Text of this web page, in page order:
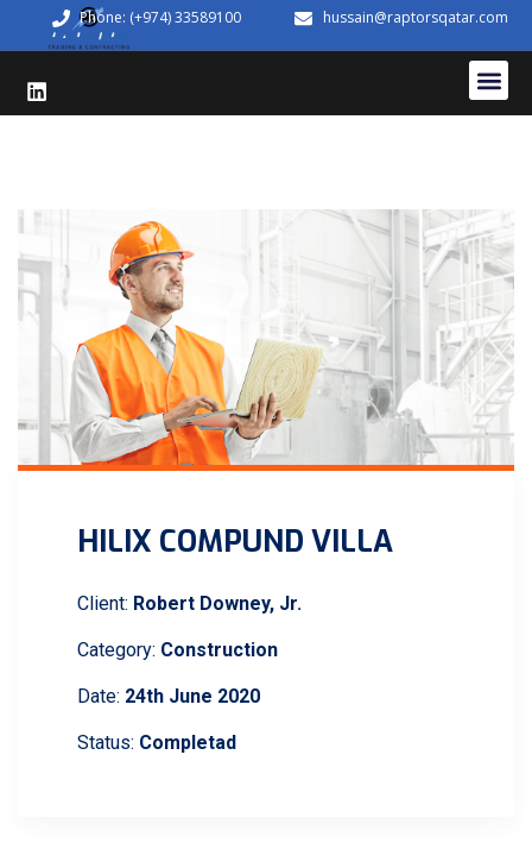
Phone: (+974) 33589100 hussain@raptorsqatar.com
HILIX COMPUND VILLA
Client: Robert Downey, Jr.
Category: Construction
Date: 24th June 2020
Status: Completad